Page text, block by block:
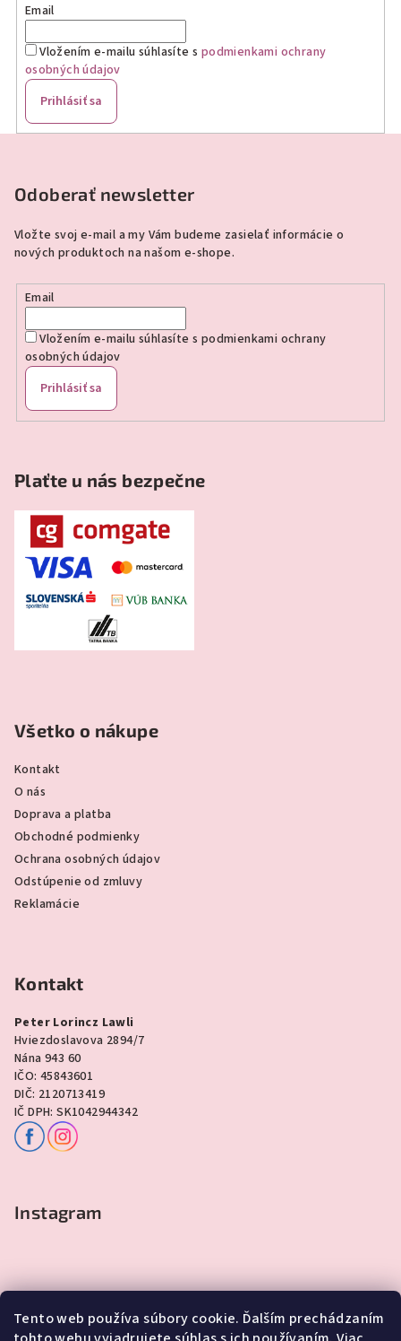
Tento web používa súbory cookie. Ďalším prechádzaním
Email
Vložením e-mailu súhlasíte s podmienkami ochrany
osobných údajov
Prihlásiť sa
Odoberať newsletter
Vložte svoj e-mail a my Vám budeme zasielať informácie o
nových produktoch na našom e-shope.
Email
Vložením e-mailu súhlasíte s podmienkami ochrany
osobných údajov
Prihlásiť sa
Plaťte u nás bezpečne
Všetko o nákupe
Kontakt
O nás
Doprava a platba
Obchodné podmienky
Ochrana osobných údajov
Odstúpenie od zmluvy
Reklamácie
Kontakt
Peter Lorincz Lawli
Hviezdoslavova 2894/7
Nána 943 60
IČO: 45843601
DIČ: 2120713419
IČ DPH: SK1042944342
Instagram